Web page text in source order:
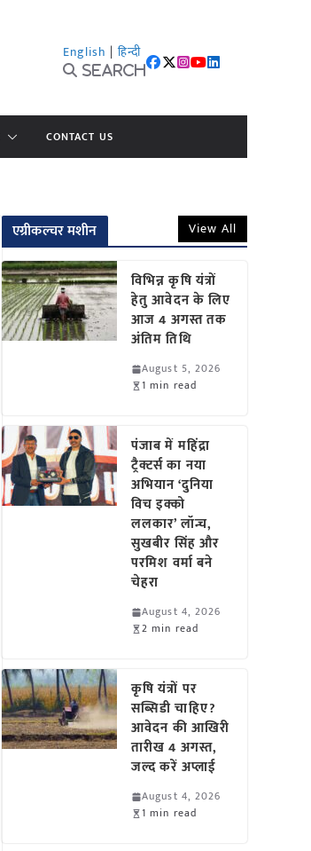
English | हिन्दी
Search
CONTACT US
एग्रीकल्चर मशीन View All
विभिन्न कृषि यंत्रों
हेतु आवेदन के लिए
आज 4 अगस्त तक
अंतिम तिथि
August 5, 2026
1 min read
पंजाब में महिंद्रा
ट्रैक्टर्स का नया
अभियान ‘दुनिया
विच इक्को
ललकार’ लॉन्च,
सुखबीर सिंह और
परमिश वर्मा बने
चेहरा
August 4, 2026
2 min read
कृषि यंत्रों पर
सब्सिडी चाहिए?
आवेदन की आखिरी
तारीख 4 अगस्त,
जल्द करें अप्लाई
August 4, 2026
1 min read